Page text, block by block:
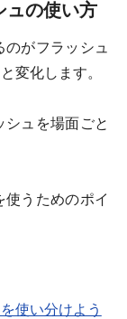
ュの使い方
がフラッシュ
変化します。
ュを場面ごと
うためのポイ
使い分けよう